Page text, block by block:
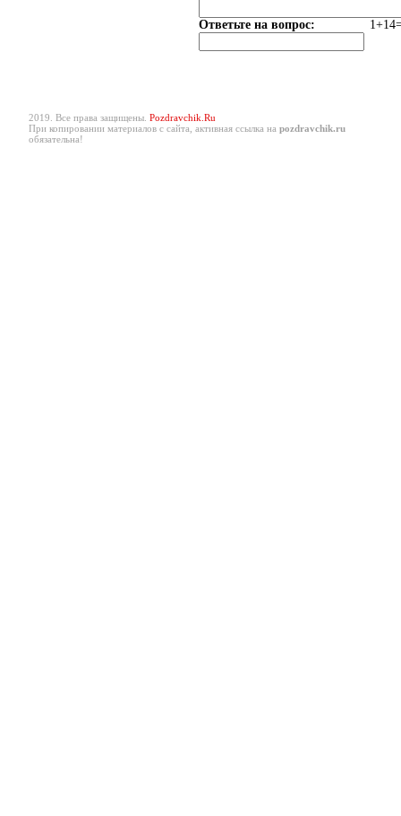
Ответьте на вопрос:
2019. Все права защищены. Pozdravchik.Ru
При копировании материалов с сайта, активная ссылка на pozdravchik.ru
обязательна!